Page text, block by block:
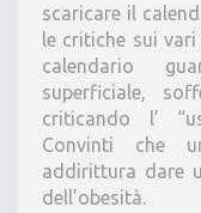
scaricare il
le critiche sui
calendario
superficiale,
criticando l’
Convinti che
addirittura dare
dell’obesità.